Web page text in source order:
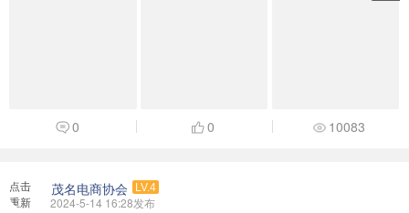
0 0 10083
点击
重新
茂名电商协会 LV.4
2024-5-14 16:28发布